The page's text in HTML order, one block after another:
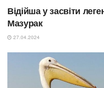
Відійша у засвіти
Мазурак
27.04.2024